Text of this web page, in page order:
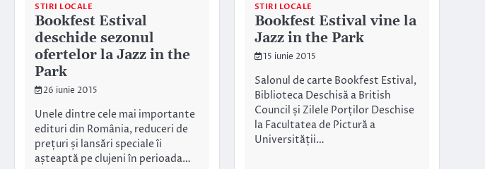
STIRI LOCALE
Bookfest Estival
deschide sezonul
ofertelor la Jazz in the
Park
26 iunie 2015
Unele dintre cele mai importante
edituri din România, reduceri de
prețuri și lansări speciale îi
așteaptă pe clujeni în perioada…
STIRI LOCALE
Bookfest Estival vine la
Jazz in the Park
15 iunie 2015
Salonul de carte Bookfest Estival,
Biblioteca Deschisă a British
Council și Zilele Porților Deschise
la Facultatea de Pictură a
Universității…